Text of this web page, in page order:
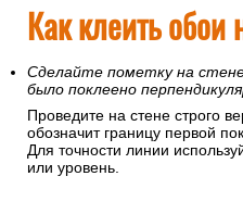
Как клеить обои
Сделайте пометку на
было поклеено
Проведите на стене строго
обозначит границу первой
Для точности линии
или уровень.